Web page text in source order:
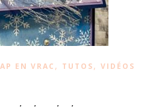
EN VRAC , TUTOS, VIDÉOS